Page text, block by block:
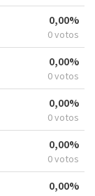
0,00%
0 votos
0,00%
0 votos
0,00%
0 votos
0,00%
0 votos
0,00%